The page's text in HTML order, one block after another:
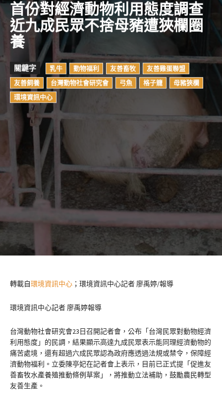
首份對經濟動物利用態度調查
近九成民眾不捨母豬遭狹欄圈
養
關鍵字 乳牛 動物福利 友善畜牧
友善雞蛋聯盟
友善飼養
台灣動物社會研究會 弓魚 格子籠
母豬狹欄
環境資訊中心
轉載自環境資訊中心 ；環境資訊中心記者 廖禹婷/報導
環境資訊中心記者 廖禹婷報導
台灣動物社會研究會23日召開記者會，公布「台灣民眾對動物經濟
利用態度」的民調，結果顯示高達九成民眾表示能同理經濟動物的
痛苦處境，還有超過六成民眾認為政府應透過法規或禁令，保障經
濟動物福利。立委陳亭妃在記者會上表示，目前已正式提「促進友
善畜牧水產養殖推動條例草案」，將推動立法補助，鼓勵農民轉型
友善生產。